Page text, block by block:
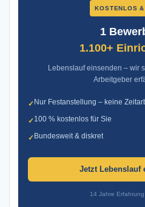
KOSTENLOS
1
1.100+
Lebenslauf einsenden – wir
Arbeitgeber
✓Nur Festanstellung – keine
✓100 % kostenlos für Sie
✓Bundesweit & diskret
Jetzt Lebenslauf
14 Jahre